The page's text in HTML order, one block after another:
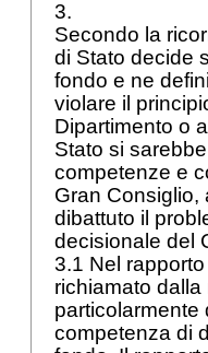
3.
Secondo la
di Stato decide
fondo e ne
violare il
Dipartimento o
Stato si
competenze e
Gran Consiglio,
dibattuto il
decisionale del
3.1 Nel
richiamato
particolarmente
competenza di